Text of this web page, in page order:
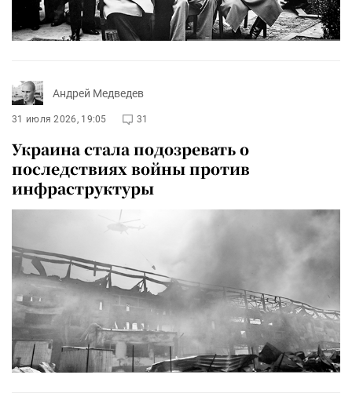
Андрей Медведев
31 июля 2026, 19:05 31
Украина стала подозревать о
последствиях войны против
инфраструктуры